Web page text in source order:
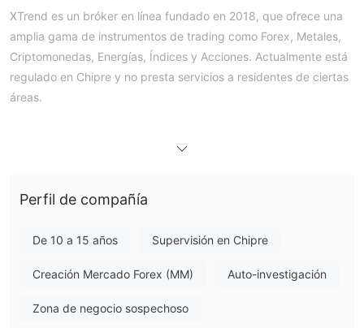
XTrend es un bróker en línea fundado en 2018, que ofrece una
amplia gama de instrumentos de trading como Forex, Metales,
Criptomonedas, Energías, Índices y Acciones. Actualmente está
regulado en Chipre y no presta servicios a residentes de ciertas
áreas.
XTrend ofrece instrumentos de trading en Forex, Metales,
Criptomonedas, Energías, Índices y Acciones.
Tarifas
Plataforma de Trading
XTrend solo ofrece su propia aplicación desarrollada.
Perfil de compañía
De 10 a 15 años Supervisión en Chipre
Creación Mercado Forex (MM) Auto-investigación
Zona de negocio sospechoso